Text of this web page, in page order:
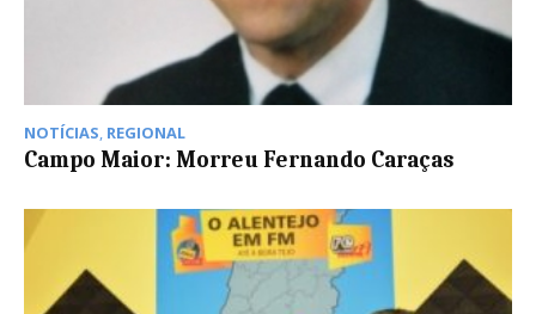
NOTÍCIAS, REGIONAL
Campo Maior: Morreu Fernando Caraças